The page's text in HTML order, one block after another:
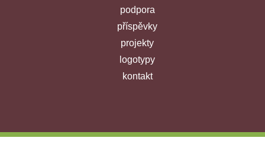
podpora
příspěvky
projekty
logotypy
kontakt